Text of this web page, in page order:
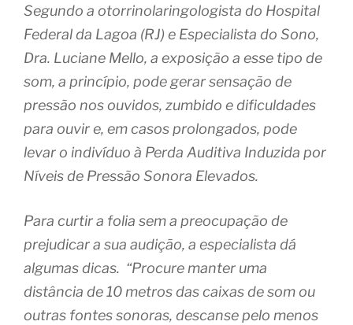
Segundo a otorrinolaringologista do Hospital
Federal da Lagoa (RJ) e Especialista do Sono,
Dra. Luciane Mello, a exposição a esse tipo de
som, a princípio, pode gerar sensação de
pressão nos ouvidos, zumbido e dificuldades
para ouvir e, em casos prolongados, pode
levar o indivíduo à Perda Auditiva Induzida por
Níveis de Pressão Sonora Elevados.
Para curtir a folia sem a preocupação de
prejudicar a sua audição, a especialista dá
algumas dicas. “Procure manter uma
distância de 10 metros das caixas de som ou
outras fontes sonoras, descanse pelo menos